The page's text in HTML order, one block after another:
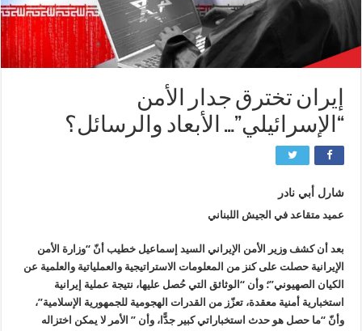
إيران تخترق جدار الأمن
“الإسرائيلي”… الأبعاد والرسائل؟
شارل أبي نادر
عميد متقاعد في الجيش اللبناني
بعد أن كشف وزير الأمن الإيراني السيد إسماعيل خطيب أنّ “وزارة الأمن
الإيرانية حصلت على كنز من المعلومات الاستراتيجية والعملياتية والعلمية عن
الكيان الصهيوني”؛ وأن “الوثائق التي حُصل عليها، نتيجة عملية إيرانية
استخبارية أمنية معقدة، تعزّز من القدرات الهجومية للجمهورية الإسلامية”،
وأنّ “ما حصل هو حدث استخباراتي كبير جدًّا، وأن ” الأمر لا يمكن اختزاله